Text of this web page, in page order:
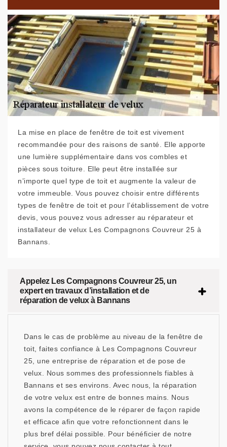
La mise en place de fenêtre de toit est vivement
recommandée pour des raisons de santé. Elle apporte
une lumière supplémentaire dans vos combles et
pièces sous toiture. Elle peut être installée sur
n’importe quel type de toit et augmente la valeur de
votre immeuble. Vous pouvez choisir entre différents
types de fenêtre de toit et pour l’établissement de votre
devis, vous pouvez vous adresser au réparateur et
installateur de velux Les Compagnons Couvreur 25 à
Bannans.
Appelez Les Compagnons Couvreur 25, un
expert en travaux d’installation et de
réparation de velux à Bannans
Dans le cas de problème au niveau de la fenêtre de
toit, faites confiance à Les Compagnons Couvreur
25, une entreprise de réparation et de pose de
velux. Nous sommes des professionnels fiables à
Bannans et ses environs. Avec nous, la réparation
de votre velux est entre de bonnes mains. Nous
avons la compétence de le réparer de façon rapide
et efficace afin que votre refonctionnent dans le
plus bref délai possible. Pour bénéficier de notre